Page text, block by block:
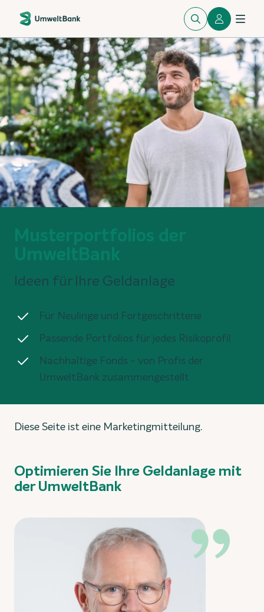
Musterportfolios der
UmweltBank
Ideen für Ihre Geldanlage
Für Neulinge und Fortgeschrittene
Passende Portfolios für jedes Risikoprofil
Nachhaltige Fonds - von Profis der
UmweltBank zusammengestellt
Diese Seite ist eine Marketingmitteilung.
Optimieren Sie Ihre Geldanlage mit
der UmweltBank